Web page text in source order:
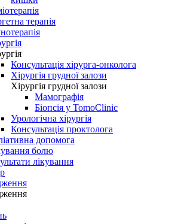
терапія
Консультація хірурга-онколога
Хірургія грудної залози
Хірургія грудної залози
Мамографія
Біопсія у TomoClinic
Урологічна хірургія
Консультація проктолога
допомога
болю
лікування